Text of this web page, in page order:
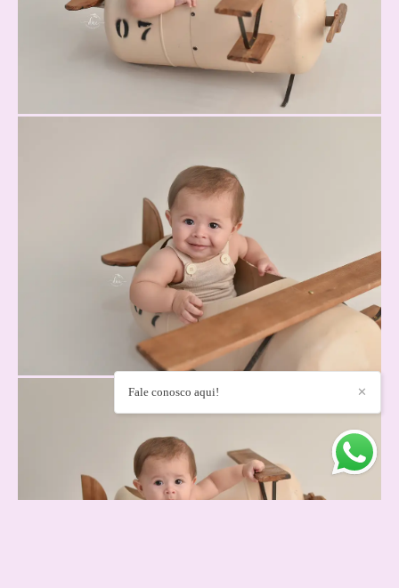
✕
Fale conosco aqui!